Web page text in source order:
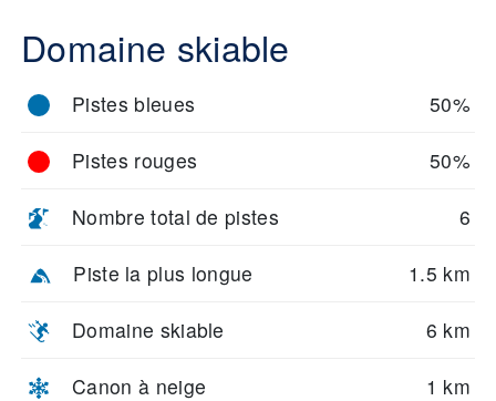
Domaine skiable
Pistes bleues 50%
Pistes rouges 50%
Nombre total de pistes 6
Piste la plus longue 1.5 km
Domaine skiable 6 km
Canon à neige 1 km